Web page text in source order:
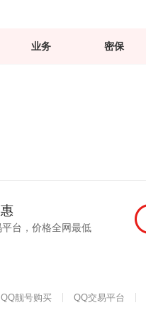
业务 密保
台，价格全网最低
QQ靓号购买 QQ交易平台